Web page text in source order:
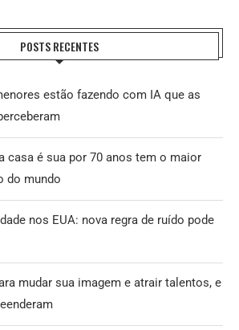
POSTS RECENTES
estão fazendo com IA que as
casa é sua por 70 anos tem o maior
do mundo
nos EUA: nova regra de ruído pode
mudar sua imagem e atrair talentos, e